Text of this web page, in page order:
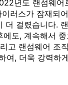
년도 랜섬웨어
러스가 잠재되
더 걸렸습니다.
도, 계속해서
고 랜섬웨어 조
여, 더욱 강력하